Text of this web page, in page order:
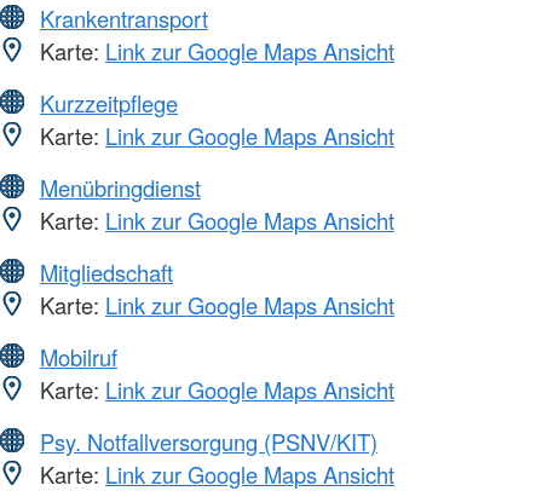
Krankentransport
Karte: Link zur Google Maps Ansicht
Kurzzeitpflege
Karte: Link zur Google Maps Ansicht
Menübringdienst
Karte: Link zur Google Maps Ansicht
Mitgliedschaft
Karte: Link zur Google Maps Ansicht
Mobilruf
Karte: Link zur Google Maps Ansicht
Psy. Notfallversorgung (PSNV/KIT)
Karte: Link zur Google Maps Ansicht